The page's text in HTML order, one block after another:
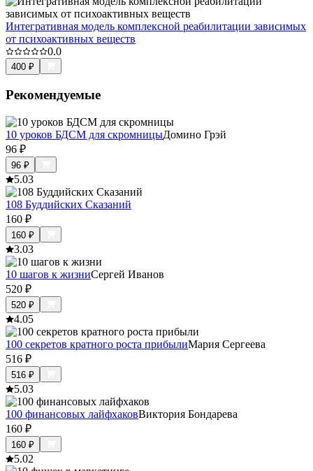
Интегративная модель комплексной реабилитации зависимых
от психоактивных веществ
0.0
400 ₽
Рекомендуемые
10 уроков БДСМ для скромницыДомино Грэй
96 ₽
96 ₽
5.03
108 Буддийских Сказаний
160 ₽
160 ₽
3.03
10 шагов к жизниСергей Иванов
520 ₽
520 ₽
4.05
100 секретов кратного роста прибылиМария Сергеева
516 ₽
516 ₽
5.03
100 финансовых лайфхаковВиктория Бондарева
160 ₽
160 ₽
5.02